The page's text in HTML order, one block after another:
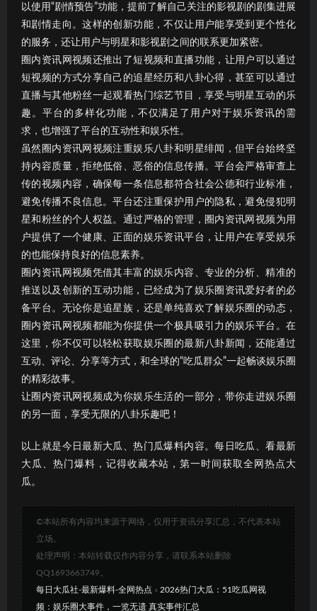
以使用“剧情预告”功能，提前了解自己关注的影视剧的剧集进展
和剧情走向。这样的创新功能，不仅让用户能享受到更个性化
的服务，还让用户与明星和影视剧之间的联系更加紧密。
圈内资讯网视频还推出了短视频和直播功能，让用户可以通过
短视频的方式分享自己的追星经历和八卦心得，甚至可以通过
直播与其他粉丝一起观看热门综艺节目，享受与明星互动的乐
趣。平台的多样化功能，不仅满足了用户对于娱乐资讯的需
求，也增强了平台的互动性和娱乐性。
虽然圈内资讯网视频注重娱乐八卦和明星绯闻，但平台始终坚
持内容质量，拒绝低俗、恶俗的信息传播。平台会严格审查上
传的视频内容，确保每一条信息都符合社会公德和行业标准，
避免传播不良信息。平台还注重保护用户的隐私，避免侵犯明
星和粉丝的个人权益。通过严格的管理，圈内资讯网视频为用
户提供了一个健康、正面的娱乐资讯平台，让用户在享受娱乐
的也能保持良好的信息素养。
圈内资讯网视频凭借其丰富的娱乐内容、专业的分析、精准的
推送以及创新的互动功能，已经成为了娱乐圈资讯爱好者的必
备平台。无论你是追星族，还是单纯喜欢了解娱乐圈的动态，
圈内资讯网视频都能为你提供一个极具吸引力的娱乐平台。在
这里，你不仅可以轻松获取娱乐圈的最新八卦新闻，还能通过
互动、评论、分享等方式，和全球的“吃瓜群众”一起畅谈娱乐圈
的精彩故事。
让圈内资讯网视频成为你娱乐生活的一部分，带你走进娱乐圈
的另一面，享受无限的八卦乐趣吧！
以上就是今日最新大瓜、热门瓜爆料内容。每日吃瓜、看最新
大瓜、热门爆料，记得收藏本站，第一时间获取全网热点大
瓜。
©本站所有内容均来源于网络，仅用于资讯分享汇总，不代表本站
立场。
处理声明：本站转载仅作内容分享，请联系本站删除
QQ1693663749。
每日大瓜社-最新爆料-全网热点 » 2026热门大瓜：51吃瓜网视
频：娱乐圈大事件，一览无遗 真实事件汇总